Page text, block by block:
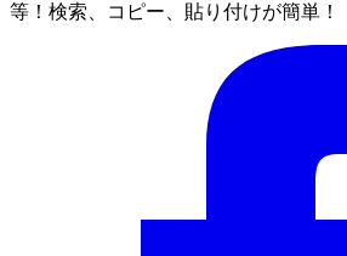
等！検索、コピー、貼り付けが簡単！